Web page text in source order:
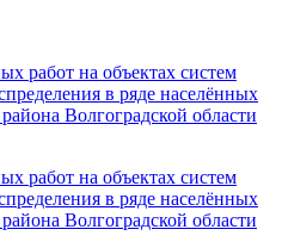
работ на объектах систем
в ряде населённых
Волгоградской области
работ на объектах систем
в ряде населённых
Волгоградской области